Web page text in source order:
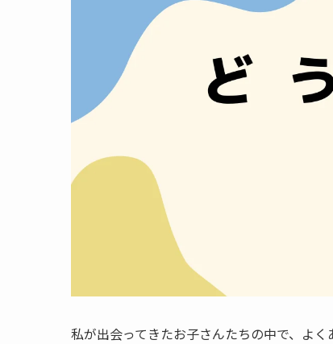
私が出会ってきたお子さんたちの中で、よ